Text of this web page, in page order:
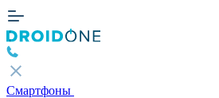
Смартфоны